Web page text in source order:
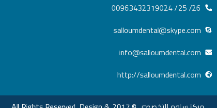
26/ 25/ 00963432319024
salloumdental@skype.com
info@salloumdental.com
http://salloumdental.com